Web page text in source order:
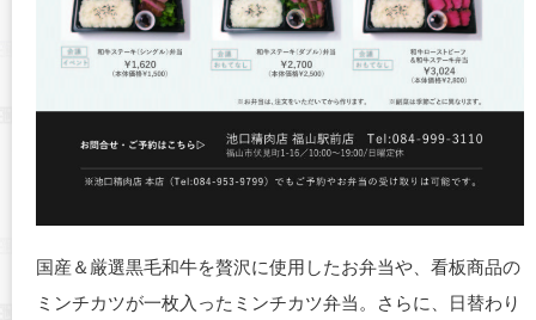
国産＆厳選黒毛和牛を贅沢に使用したお弁当や、看板商品の
ミンチカツが一枚入ったミンチカツ弁当。さらに、日替わり